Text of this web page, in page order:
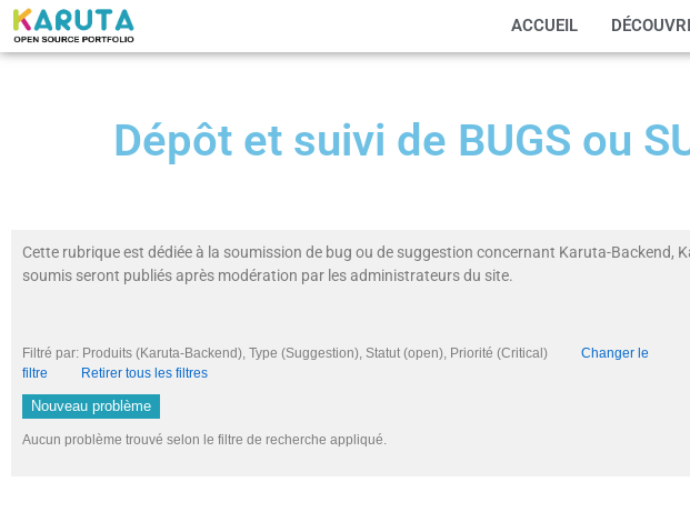
ACCUEIL
Dépôt et suivi de BUGS ou
Cette rubrique est dédiée à la soumission de bug ou de suggestion concernant Karuta-Backend,
soumis seront publiés après modération par les administrateurs du site.
Filtré par: Produits (Karuta-Backend), Type (Suggestion), Statut (open), Priorité (Critical) Changer le
filtre
Retirer tous les filtres
Nouveau problème
Aucun problème trouvé selon le filtre de recherche appliqué.